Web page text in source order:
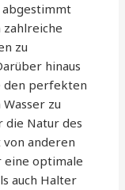
zahlreiche
zu
hinaus
den perfekten
zu
die Natur des
anderen
eine optimale
auch Halter